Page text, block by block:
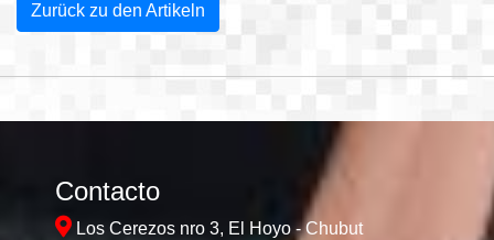
Zurück zu den Artikeln
Contacto
Los Cerezos nro 3, El Hoyo - Chubut